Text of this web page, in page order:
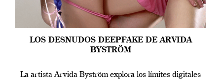
LOS DESNUDOS DEEPFAKE DE ARVIDA
BYSTRÖM
La artista Arvida Byström explora los límites digitales